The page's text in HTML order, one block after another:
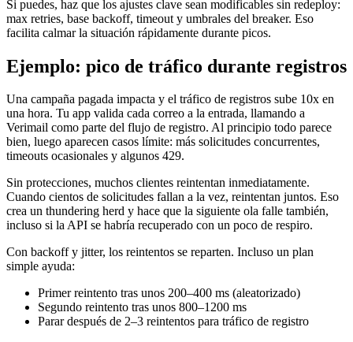
Si puedes, haz que los ajustes clave sean modificables sin redeploy:
max retries, base backoff, timeout y umbrales del breaker. Eso
facilita calmar la situación rápidamente durante picos.
Ejemplo: pico de tráfico durante registros
Una campaña pagada impacta y el tráfico de registros sube 10x en
una hora. Tu app valida cada correo a la entrada, llamando a
Verimail como parte del flujo de registro. Al principio todo parece
bien, luego aparecen casos límite: más solicitudes concurrentes,
timeouts ocasionales y algunos 429.
Sin protecciones, muchos clientes reintentan inmediatamente.
Cuando cientos de solicitudes fallan a la vez, reintentan juntos. Eso
crea un thundering herd y hace que la siguiente ola falle también,
incluso si la API se habría recuperado con un poco de respiro.
Con backoff y jitter, los reintentos se reparten. Incluso un plan
simple ayuda:
Primer reintento tras unos 200–400 ms (aleatorizado)
Segundo reintento tras unos 800–1200 ms
Parar después de 2–3 reintentos para tráfico de registro